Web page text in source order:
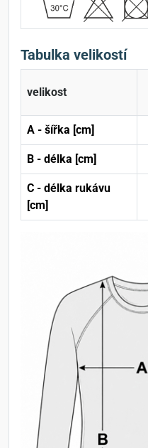
Tabulka velikostí
velikost
A - šířka [cm]
B - délka [cm]
C - délka rukávu
[cm]